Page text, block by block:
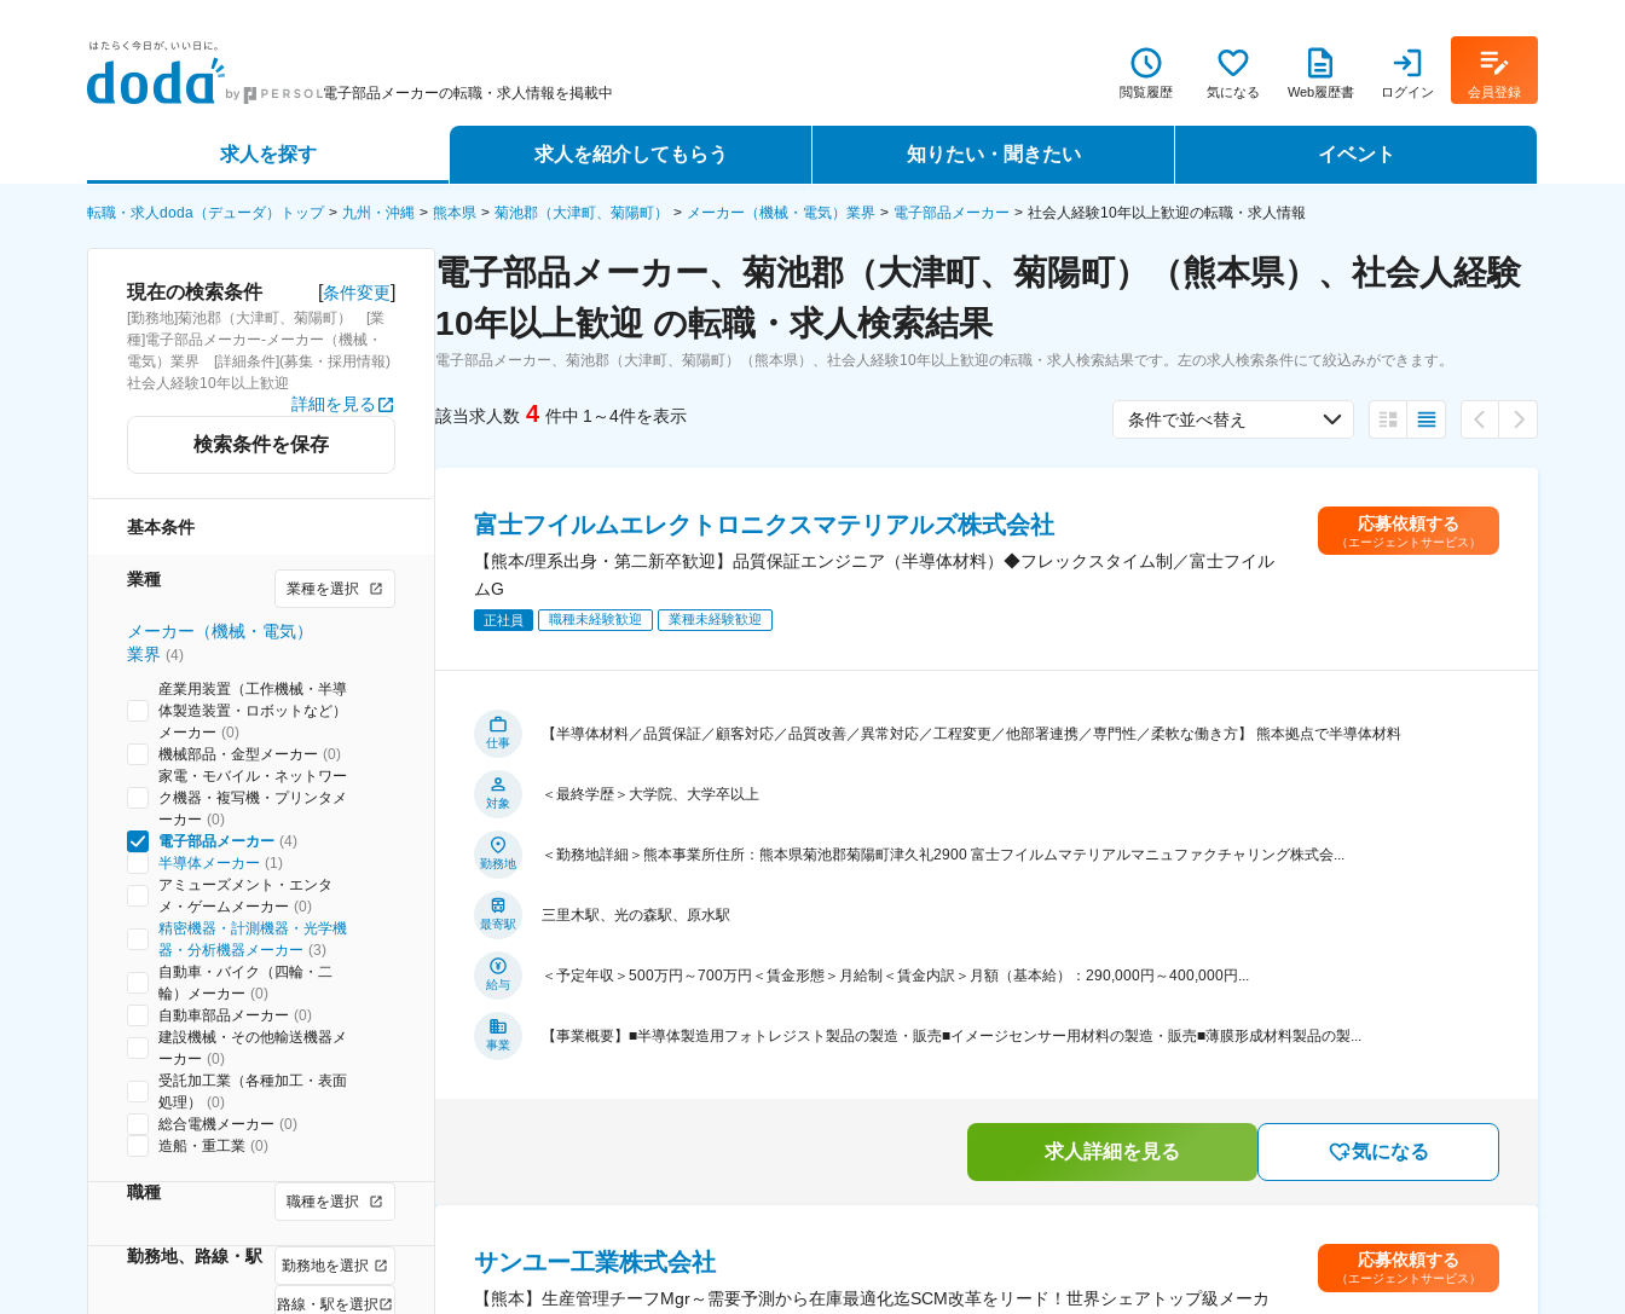
電子部品メーカーの転職・求人情報を掲載中 閲覧履歴 気になる Web履歴書 ログイン 会員登録
求人を探す
詳細条件から探す
求人特集から探す
求人を紹介してもらう
エージェントサービス
スカウトサービス
パートナーエージェントサービス
知りたい・聞きたい
転職ノウハウ
データで見る転職
コラム・インタビュー
イベント
転職イベント・転職セミナー
転職フェア
転職・求人doda（デューダ）トップ 九州・沖縄 熊本県 菊池郡（大津町、菊陽町） メーカー（機械・電気）業界 電子部品メーカー 社会人経験10年以上歓迎の転職・求人情報
現在の検索条件 [条件変更]
[勤務地]菊池郡（大津町、菊陽町） [業
種]電子部品メーカー-メーカー（機械・
電気）業界 [詳細条件](募集・採用情報)
社会人経験10年以上歓迎
詳細を見る
検索条件を保存
基本条件
業種 業種を選択
メーカー（機械・電気）
業界 (4)
産業用装置（工作機械・半導
体製造装置・ロボットなど）
メーカー (0)
機械部品・金型メーカー (0)
家電・モバイル・ネットワー
ク機器・複写機・プリンタメ
ーカー (0)
電子部品メーカー (4)
半導体メーカー (1)
アミューズメント・エンタ
メ・ゲームメーカー (0)
精密機器・計測機器・光学機
器・分析機器メーカー (3)
自動車・バイク（四輪・二
輪）メーカー (0)
自動車部品メーカー (0)
建設機械・その他輸送機器メ
ーカー (0)
受託加工業（各種加工・表面
処理）
(0)
総合電機メーカー (0)
造船・重工業 (0)
職種 職種を選択
勤務地、路線・駅 勤務地を選択
路線・駅を選択
電子部品メーカー、菊池郡（大津町、菊陽町）（熊本県）、社会人経験
10年以上歓迎 の転職・求人検索結果
電子部品メーカー、菊池郡（大津町、菊陽町）（熊本県）、社会人経験10年以上歓迎の転職・求人検索結果です。左の求人検索条件にて絞込みができます。
該当求人数 4 件中 1～4件を表示 条件で並べ替え
富士フイルムエレクトロニクスマテリアルズ株式会社
【熊本/理系出身・第二新卒歓迎】品質保証エンジニア（半導体材料）◆フレックスタイム制／富士フイル
ムG
正社員 職種未経験歓迎 業種未経験歓迎
応募依頼する
（エージェントサービス）
仕事
【半導体材料／品質保証／顧客対応／品質改善／異常対応／工程変更／他部署連携／専門性／柔軟な働き方】 熊本拠点で半導体材料
対象
＜最終学歴＞大学院、大学卒以上
勤務地
＜勤務地詳細＞熊本事業所住所：熊本県菊池郡菊陽町津久礼2900 富士フイルムマテリアルマニュファクチャリング株式会...
最寄駅
三里木駅、光の森駅、原水駅
給与
＜予定年収＞500万円～700万円＜賃金形態＞月給制＜賃金内訳＞月額（基本給）：290,000円～400,000円...
事業
【事業概要】■半導体製造用フォトレジスト製品の製造・販売■イメージセンサー用材料の製造・販売■薄膜形成材料製品の製...
求人詳細を見る 気になる
サンユー工業株式会社
【熊本】生産管理チーフMgr～需要予測から在庫最適化迄SCM改革をリード！世界シェアトップ級メーカ
応募依頼する
（エージェントサービス）